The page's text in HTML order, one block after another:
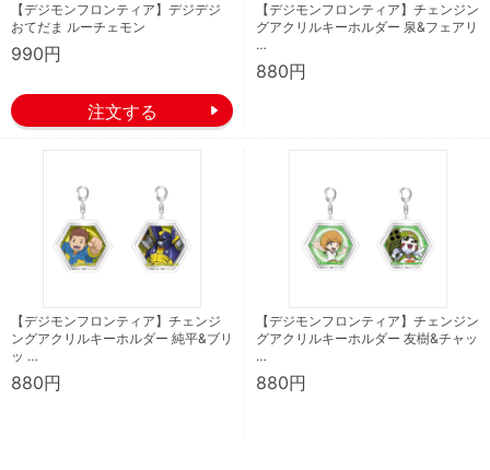
【デジモンフロンティア】デジデジ
おてだま ルーチェモン
990円
【デジモンフロンティア】チェンジン
グアクリルキーホルダー 泉&フェアリ
…
880円
【デジモンフロンティア】チェンジ
ングアクリルキーホルダー 純平&ブリ
ッ …
880円
【デジモンフロンティア】チェンジン
グアクリルキーホルダー 友樹&チャッ
…
880円